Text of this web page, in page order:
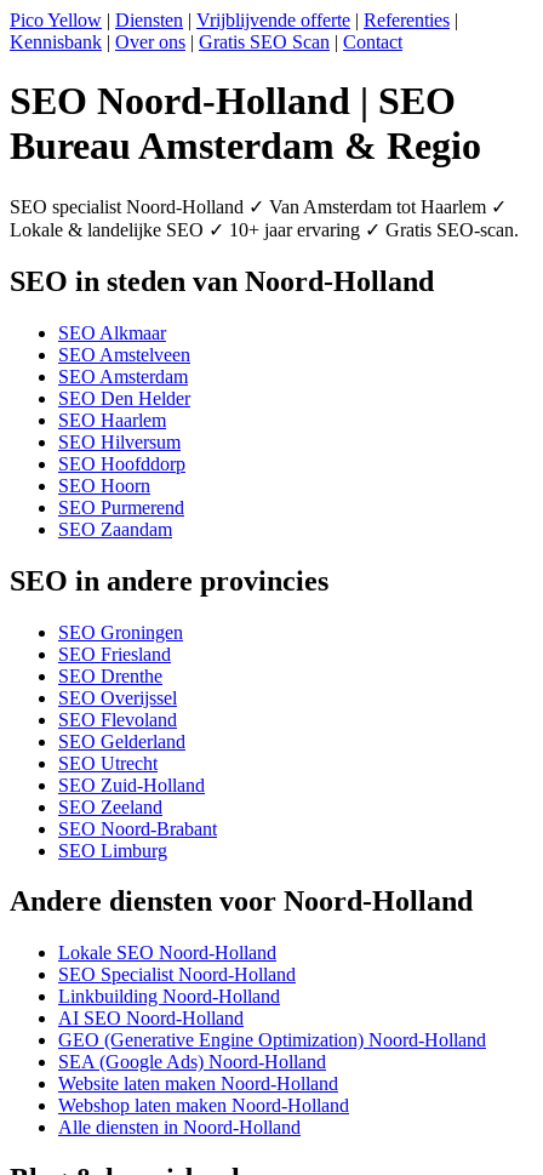
Pico Yellow | Diensten | Vrijblijvende offerte | Referenties |
Kennisbank | Over ons | Gratis SEO Scan | Contact
SEO Noord-Holland | SEO
Bureau Amsterdam & Regio
SEO specialist Noord-Holland ✓ Van Amsterdam tot Haarlem ✓
Lokale & landelijke SEO ✓ 10+ jaar ervaring ✓ Gratis SEO-scan.
SEO in steden van Noord-Holland
SEO Alkmaar
SEO Amstelveen
SEO Amsterdam
SEO Den Helder
SEO Haarlem
SEO Hilversum
SEO Hoofddorp
SEO Hoorn
SEO Purmerend
SEO Zaandam
SEO in andere provincies
SEO Groningen
SEO Friesland
SEO Drenthe
SEO Overijssel
SEO Flevoland
SEO Gelderland
SEO Utrecht
SEO Zuid-Holland
SEO Zeeland
SEO Noord-Brabant
SEO Limburg
Andere diensten voor Noord-Holland
Lokale SEO Noord-Holland
SEO Specialist Noord-Holland
Linkbuilding Noord-Holland
AI SEO Noord-Holland
GEO (Generative Engine Optimization) Noord-Holland
SEA (Google Ads) Noord-Holland
Website laten maken Noord-Holland
Webshop laten maken Noord-Holland
Alle diensten in Noord-Holland